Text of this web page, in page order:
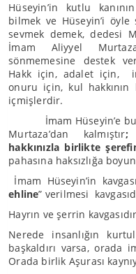
Hüseyin’in kutlu
bilmek ve Hüseyin’i öyle
sevmek demek, dedesi
İmam Aliyyel
sönmemesine destek
Hakk için, adalet için,
onuru için, kul
içmişlerdir.
İmam Hüseyin’e bu
Murtaza’dan kalmıştır;
hakkınızla birlikte
pahasına haksızlığa
İmam Hüseyin’in
ehline” verilmesi
Hayrın ve şerrin
Nerede insanlığın
başkaldırı varsa, orada
Orada birlik Aşurası